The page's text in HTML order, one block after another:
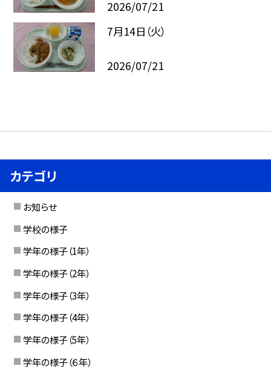
2026/07/21
7月14日（火）
2026/07/21
カテゴリ
お知らせ
学校の様子
学年の様子（1年）
学年の様子（2年）
学年の様子（3年）
学年の様子（4年）
学年の様子（5年）
学年の様子（６年）